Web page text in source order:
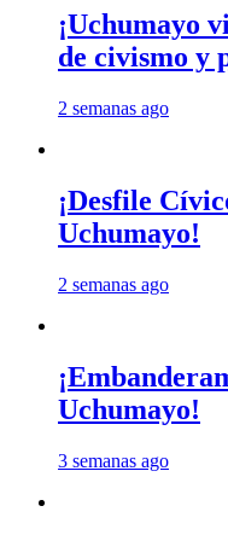
¡Uchumayo
de civismo y
2 semanas ago
¡Desfile
Uchumayo!
2 semanas ago
Uchumayo!
3 semanas ago